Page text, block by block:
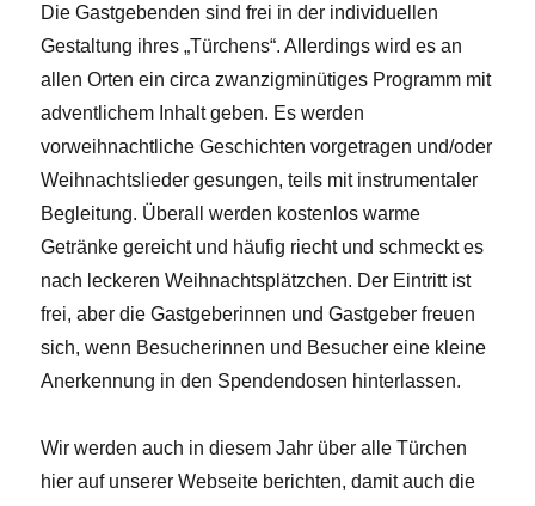
Die Gastgebenden sind frei in der individuellen
Gestaltung ihres „Türchens“. Allerdings wird es an
allen Orten ein circa zwanzigminütiges Programm mit
adventlichem Inhalt geben. Es werden
vorweihnachtliche Geschichten vorgetragen und/oder
Weihnachtslieder gesungen, teils mit instrumentaler
Begleitung. Überall werden kostenlos warme
Getränke gereicht und häufig riecht und schmeckt es
nach leckeren Weihnachtsplätzchen. Der Eintritt ist
frei, aber die Gastgeberinnen und Gastgeber freuen
sich, wenn Besucherinnen und Besucher eine kleine
Anerkennung in den Spendendosen hinterlassen.
Wir werden auch in diesem Jahr über alle Türchen
hier auf unserer Webseite berichten, damit auch die